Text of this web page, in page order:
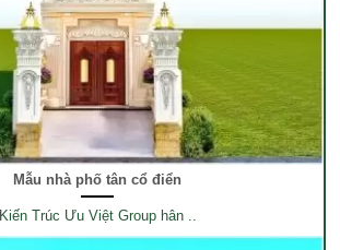
Mẫu nhà phố tân cổ điển
Kiến Trúc Ưu Việt Group hân ..